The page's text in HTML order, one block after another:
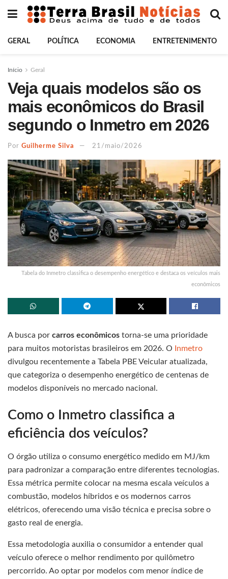
GERAL POLÍTICA ECONOMIA ENTRETENIMENTO
Início Geral
Veja quais modelos são os
mais econômicos do Brasil
segundo o Inmetro em 2026
Por Guilherme Silva 21/maio/2026
Tabela do Inmetro classifica o desempenho energético e destaca os veículos mais
econômicos
A busca por carros econômicos torna-se uma prioridade
para muitos motoristas brasileiros em 2026. O
Inmetro
divulgou recentemente a Tabela PBE Veicular atualizada,
que categoriza o desempenho energético de centenas de
modelos disponíveis no mercado nacional.
Como o Inmetro classifica a
eficiência dos veículos?
O órgão utiliza o consumo energético medido em MJ/km
para padronizar a comparação entre diferentes tecnologias.
Essa métrica permite colocar na mesma escala veículos a
combustão, modelos híbridos e os modernos carros
elétricos, oferecendo uma visão técnica e precisa sobre o
gasto real de energia.
Essa metodologia auxilia o consumidor a entender qual
veículo oferece o melhor rendimento por quilômetro
percorrido. Ao optar por modelos com menor índice de